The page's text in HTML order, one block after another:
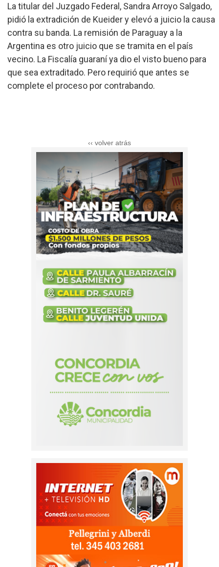
La titular del Juzgado Federal, Sandra Arroyo Salgado,
pidió la extradición de Kueider y elevó a juicio la causa
contra su banda. La remisión de Paraguay a la
Argentina es otro juicio que se tramita en el país
vecino. La Fiscalía guaraní ya dio el visto bueno para
que sea extraditado. Pero requirió que antes se
complete el proceso por contrabando.
‹‹ volver atrás